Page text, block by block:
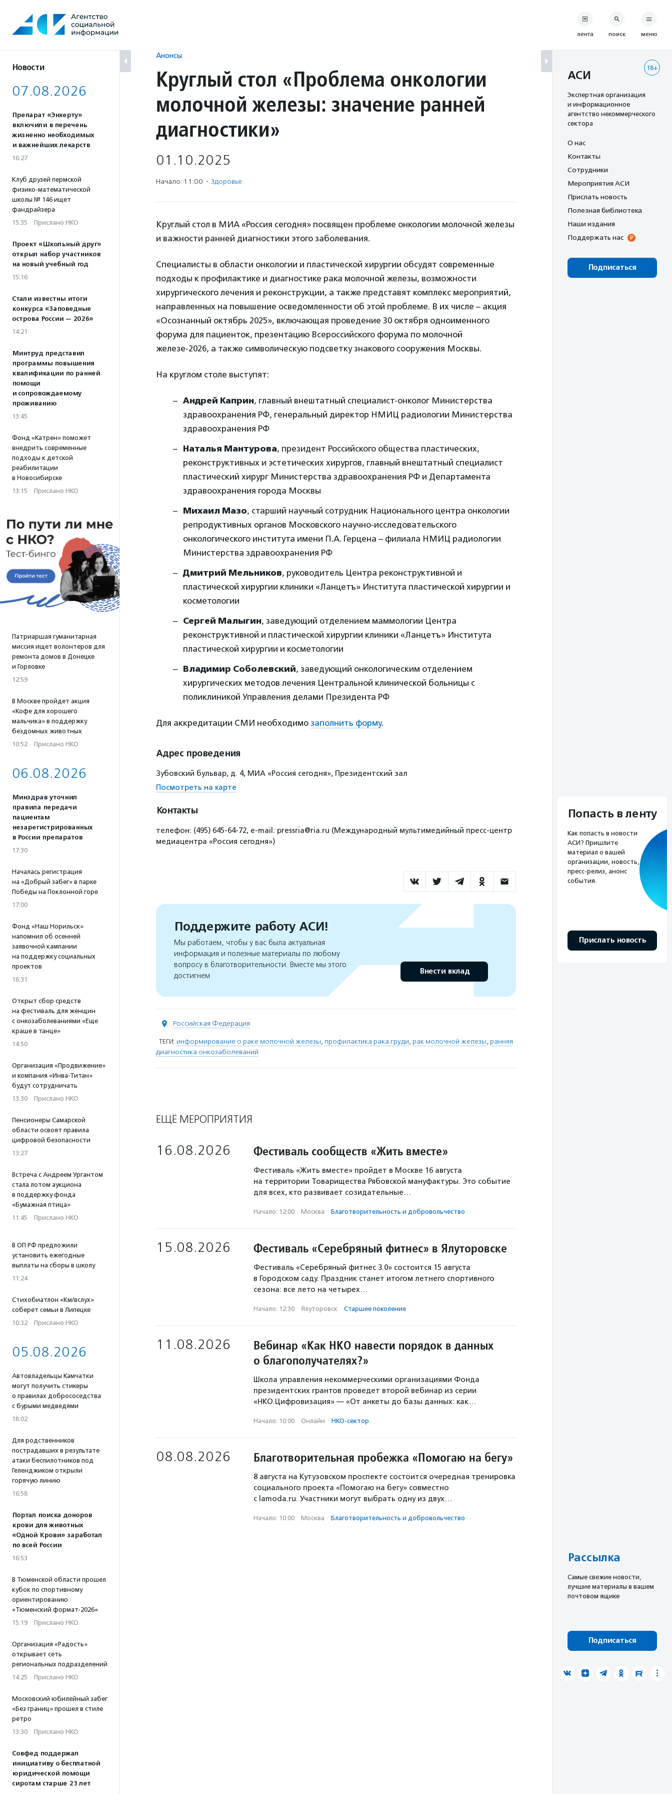
содержанию
Новости
07.08.2026
Препарат «Энхерту»
включили в перечень
жизненно необходимых
и важнейших лекарств
16:27
Клуб друзей пермской
физико-математической
школы № 146 ищет
фандрайзера
15:35 · Прислано НКО
Проект «Школьный друг»
открыл набор участников
на новый учебный год
15:16
Стали известны итоги
конкурса «Заповедные
острова России — 2026»
14:21
Минтруд представил
программы повышения
квалификации по ранней
помощи
и сопровождаемому
проживанию
13:45
Фонд «Катрен» поможет
внедрить современные
подходы к детской
реабилитации
в Новосибирске
13:15 · Прислано НКО
Патриаршая гуманитарная
миссия ищет волонтеров для
ремонта домов в Донецке
и Горловке
12:59
В Москве пройдет акция
«Кофе для хорошего
мальчика» в поддержку
бездомных животных
10:52 · Прислано НКО
06.08.2026
Минздрав уточнил
правила передачи
пациентам
незарегистрированных
в России препаратов
17:30
Началась регистрация
на «Добрый забег» в парке
Победы на Поклонной горе
17:00
Фонд «Наш Норильск»
напомнил об осенней
заявочной кампании
на поддержку социальных
проектов
16:31
Открыт сбор средств
на фестиваль для женщин
с онкозаболеваниями «Еще
краше в танце»
14:50
Организация «Продвижение»
и компания «Инва-Титан»
будут сотрудничать
13:30 · Прислано НКО
Пенсионеры Самарской
области освоят правила
цифровой безопасности
13:27
Встреча с Андреем Ургантом
стала лотом аукциона
в поддержку фонда
«Бумажная птица»
11:45 · Прислано НКО
В ОП РФ предложили
установить ежегодные
выплаты на сборы в школу
11:24
Стихобиатлон «Км/вслух»
соберет семьи в Липецке
10:32 · Прислано НКО
05.08.2026
Автовладельцы Камчатки
могут получить стикеры
о правилах добрососедства
с бурыми медведями
18:02
Для родственников
пострадавших в результате
атаки беспилотников под
Геленджиком открыли
горячую линию
16:58
Портал поиска доноров
крови для животных
«Одной Крови» заработал
по всей России
16:53
В Тюменской области прошел
кубок по спортивному
ориентированию
«Тюменский формат-2026»
15:19 · Прислано НКО
Организация «Радость»
открывает сеть
региональных подразделений
14:25 · Прислано НКО
Московский юбилейный забег
«Без границ» прошел в стиле
ретро
13:30 · Прислано НКО
Совфед поддержал
инициативу о бесплатной
юридической помощи
сиротам старше 23 лет
Анонсы
Круглый стол «Проблема онкологии
молочной железы: значение ранней
диагностики»
01.10.2025
Начало: 11:00 · Здоровье
Круглый стол в МИА «Россия сегодня» посвящен проблеме онкологии молочной железы
и важности ранней диагностики этого заболевания.
Специалисты в области онкологии и пластической хирургии обсудят современные
подходы к профилактике и диагностике рака молочной железы, возможности
хирургического лечения и реконструкции, а также представят комплекс мероприятий,
направленных на повышение осведомленности об этой проблеме. В их числе – акция
«Осознанный октябрь 2025», включающая проведение 30 октября одноименного
форума для пациенток, презентацию Всероссийского форума по молочной
железе-2026, а также символическую подсветку знакового сооружения Москвы.
На круглом столе выступят:
Андрей Каприн, главный внештатный специалист-онколог Министерства
здравоохранения РФ, генеральный директор НМИЦ радиологии Министерства
здравоохранения РФ
Наталья Мантурова, президент Российского общества пластических,
реконструктивных и эстетических хирургов, главный внештатный специалист
пластический хирург Министерства здравоохранения РФ и Департамента
здравоохранения города Москвы
Михаил Мазо, старший научный сотрудник Национального центра онкологии
репродуктивных органов Московского научно-исследовательского
онкологического института имени П.А. Герцена – филиала НМИЦ радиологии
Министерства здравоохранения РФ
Дмитрий Мельников, руководитель Центра реконструктивной и
пластической хирургии клиники «Ланцетъ» Института пластической хирургии и
косметологии
Сергей Малыгин, заведующий отделением маммологии Центра
реконструктивной и пластической хирургии клиники «Ланцетъ» Института
пластической хирургии и косметологии
Владимир Соболевский, заведующий онкологическим отделением
хирургических методов лечения Центральной клинической больницы с
поликлиникой Управления делами Президента РФ
Для аккредитации СМИ необходимо заполнить форму.
Адрес проведения
Зубовский бульвар, д. 4, МИА «Россия сегодня», Президентский зал
Посмотреть на карте
Контакты
телефон: (495) 645-64-72, е-mail: pressria@ria.ru (Международный мультимедийный пресс-центр
медиацентра «Россия сегодня»)
Поддержите работу АСИ!
Мы работаем, чтобы у вас была актуальная
информация и полезные материалы по любому
вопросу в благотворительности. Вместе мы этого
достигнем
Внести вклад
Российская Федерация
ТЕГИ: информирование о раке молочной железы, профилактика рака груди, рак молочной железы, ранняя
диагностика онкозаболеваний
ЕЩЁ МЕРОПРИЯТИЯ
16.08.2026 Фестиваль сообществ «Жить вместе»
Фестиваль «Жить вместе» пройдет в Москве 16 августа
на территории Товарищества Рябовской мануфактуры. Это событие
для всех, кто развивает созидательные…
Начало: 12:00 · Москва · Благотвори­тель­ность и доброволь­чест­во
15.08.2026 Фестиваль «Серебряный фитнес» в Ялуторовске
Фестиваль «Серебряный фитнес 3.0» состоится 15 августа
в Городском саду. Праздник станет итогом летнего спортивного
сезона: все лето на четырех…
Начало: 12:30 · Ялуторовск · Старшее поколение
11.08.2026
Вебинар «Как НКО навести порядок в данных
о благополучателях?»
Школа управления некоммерческими организациями Фонда
президентских грантов проведет второй вебинар из серии
«НКО.Цифровизация» — «От анкеты до базы данных: как…
Начало: 10:00 · Онлайн · НКО-сектор
08.08.2026 Благотворительная пробежка «Помогаю на бегу»
8 августа на Кутузовском проспекте состоится очередная тренировка
социального проекта «Помогаю на бегу» совместно
с lamoda.ru. Участники могут выбрать одну из двух…
Начало: 10:00 · Москва · Благотвори­тель­ность и доброволь­чест­во
лента поиск меню
18+
АСИ
Экспертная организация
и информационное
агентство некоммерческого
сектора
О нас
Контакты
Сотрудники
Мероприятия АСИ
Прислать новость
Полезная библиотека
Наши издания
Поддержать нас
Подписаться
Попасть в ленту
Как попасть в новости
АСИ? Пришлите
материал о вашей
организации, новость,
пресс-релиз, анонс
события.
Прислать новость
Рассылка
Cамые свежие новости,
лучшие материалы в вашем
почтовом ящике
Подписаться